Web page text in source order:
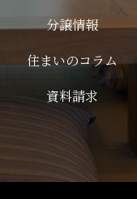
分譲情報
住まいのコラム
資料請求